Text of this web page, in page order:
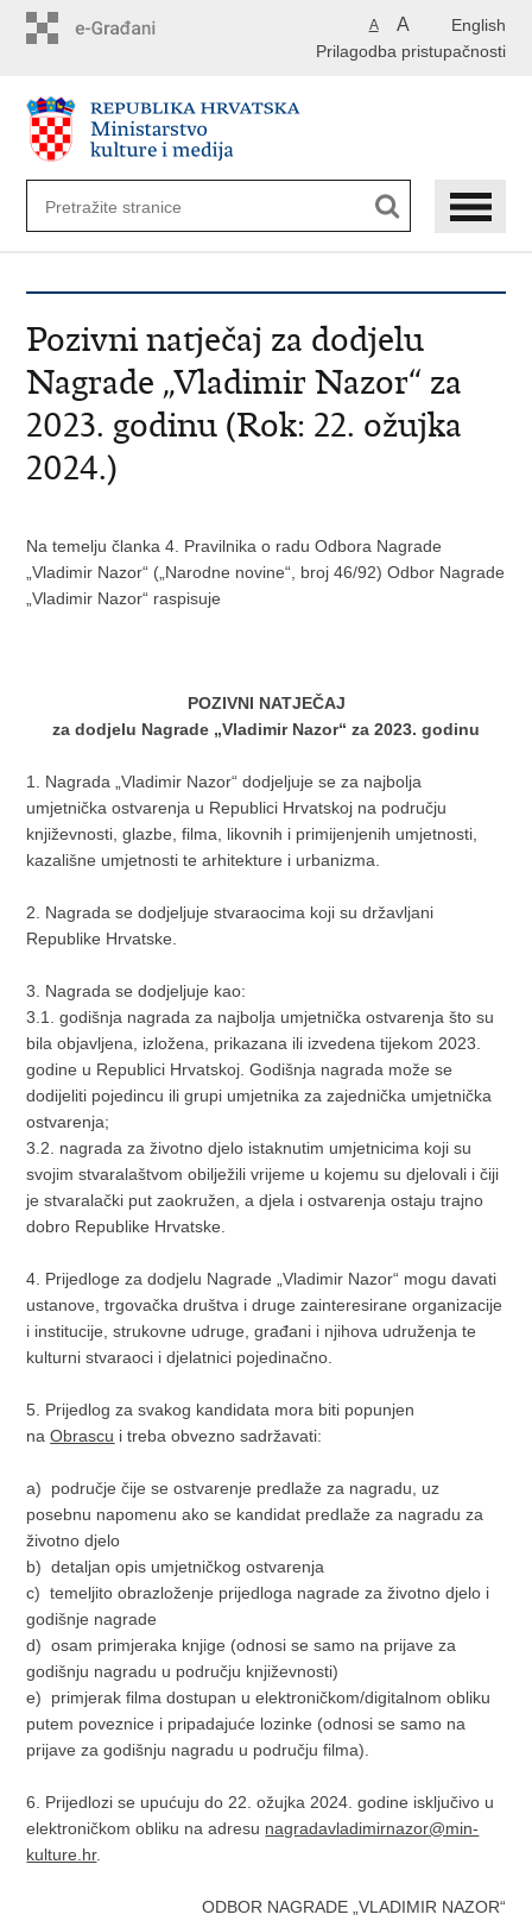
English
A A
Prilagodba pristupačnosti
​Pozivni natječaj za dodjelu
Nagrade „Vladimir Nazor“ za
2023. godinu (Rok: 22. ožujka
2024.)
Na temelju članka 4. Pravilnika o radu Odbora Nagrade
„Vladimir Nazor“ („Narodne novine“, broj 46/92) Odbor Nagrade
„Vladimir Nazor“ raspisuje
POZIVNI NATJEČAJ
za dodjelu Nagrade „Vladimir Nazor“ za 2023. godinu
1. Nagrada „Vladimir Nazor“ dodjeljuje se za najbolja
umjetnička ostvarenja u Republici Hrvatskoj na području
književnosti, glazbe, filma, likovnih i primijenjenih umjetnosti,
kazališne umjetnosti te arhitekture i urbanizma.
2. Nagrada se dodjeljuje stvaraocima koji su državljani
Republike Hrvatske.
3. Nagrada se dodjeljuje kao:
3.1. godišnja nagrada za najbolja umjetnička ostvarenja što su
bila objavljena, izložena, prikazana ili izvedena tijekom 2023.
godine u Republici Hrvatskoj. Godišnja nagrada može se
dodijeliti pojedincu ili grupi umjetnika za zajednička umjetnička
ostvarenja;
3.2. nagrada za životno djelo istaknutim umjetnicima koji su
svojim stvaralaštvom obilježili vrijeme u kojemu su djelovali i čiji
je stvaralački put zaokružen, a djela i ostvarenja ostaju trajno
dobro Republike Hrvatske.
4. Prijedloge za dodjelu Nagrade „Vladimir Nazor“ mogu davati
ustanove, trgovačka društva i druge zainteresirane organizacije
i institucije, strukovne udruge, građani i njihova udruženja te
kulturni stvaraoci i djelatnici pojedinačno.
5. Prijedlog za svakog kandidata mora biti popunjen
naObrascu i treba obvezno sadržavati:
a) područje čije se ostvarenje predlaže za nagradu, uz
posebnu napomenu ako se kandidat predlaže za nagradu za
životno djelo
b) detaljan opis umjetničkog ostvarenja
c) temeljito obrazloženje prijedloga nagrade za životno djelo i
godišnje nagrade
d) osam primjeraka knjige (odnosi se samo na prijave za
godišnju nagradu u području književnosti)
e) primjerak filma dostupan u elektroničkom/digitalnom obliku
putem poveznice i pripadajuće lozinke (odnosi se samo na
prijave za godišnju nagradu u području filma).
6. Prijedlozi se upućuju do 22. ožujka 2024. godine isključivo u
elektroničkom obliku na adresu nagradavladimirnazor@min-
kulture.hr.
ODBOR NAGRADE „VLADIMIR NAZOR“